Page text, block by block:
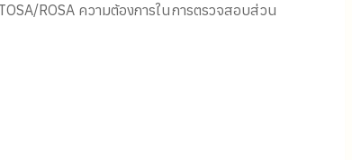
ROSA ความต้องการในการตรวจสอบส่วน